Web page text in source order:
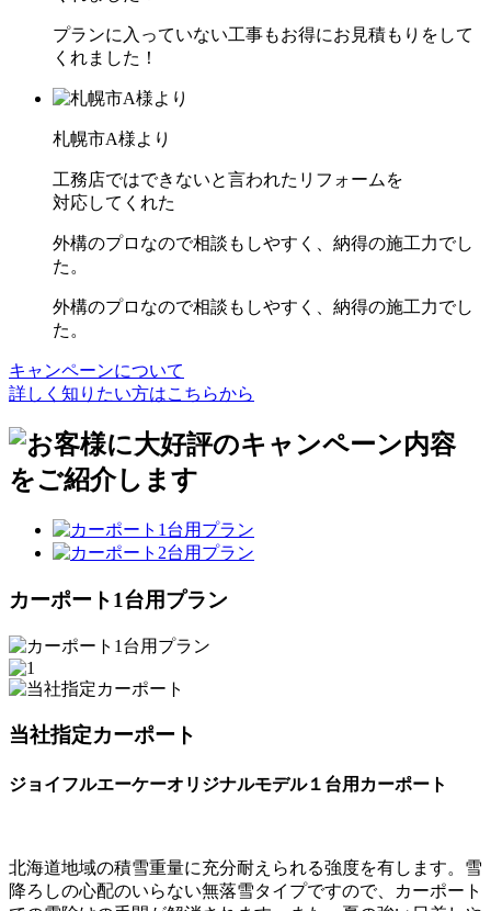
プランに入っていない工事もお得にお見積もりをして
くれました！
札幌市A様より
工務店ではできないと言われたリフォームを
対応してくれた
外構のプロなので相談もしやすく、納得の施工力でし
た。
外構のプロなので相談もしやすく、納得の施工力でし
た。
キャンペーンについて
詳しく知りたい方はこちらから
カーポート1台用プラン
当社指定カーポート
ジョイフルエーケーオリジナルモデル１台用カーポート
北海道地域の積雪重量に充分耐えられる強度を有します。雪
降ろしの心配のいらない無落雪タイプですので、カーポート